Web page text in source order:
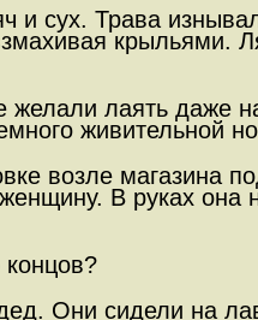
и сух. Трава
лаять даже
живительной
возле магазина
В руках
Они сидели на